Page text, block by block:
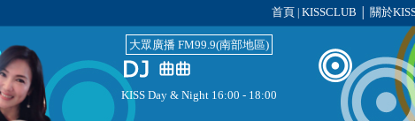
首頁 KISSCLUB 關於
大眾廣播 FM99.9(南部地區)
KISS Day & Night 16:00 - 18:00